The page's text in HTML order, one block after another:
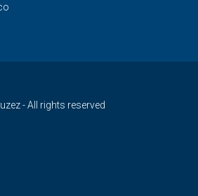
- All rights reserved